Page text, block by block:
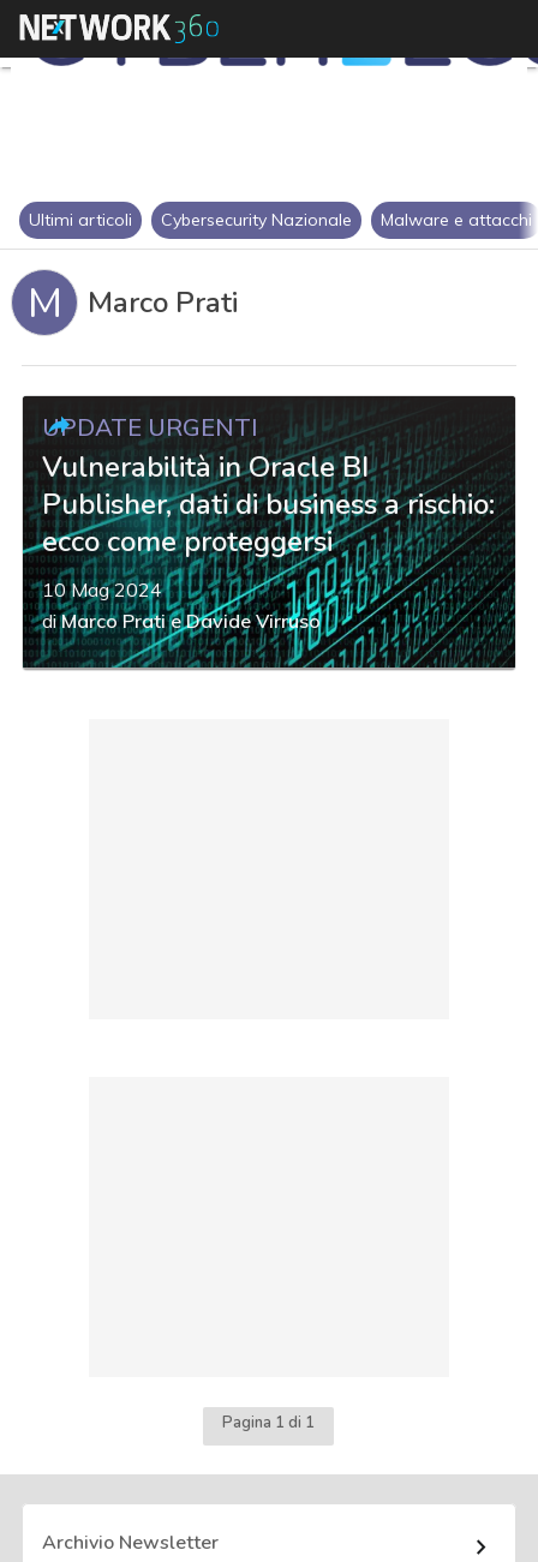
Ultimi articoli Cybersecurity Nazionale Malware e attacchi
M Marco Prati
UPDATE URGENTI
Vulnerabilità in Oracle BI
Publisher, dati di business a rischio:
ecco come proteggersi
10 Mag 2024
diMarco Prati e Davide Virruso
Pagina 1 di 1
Archivio Newsletter